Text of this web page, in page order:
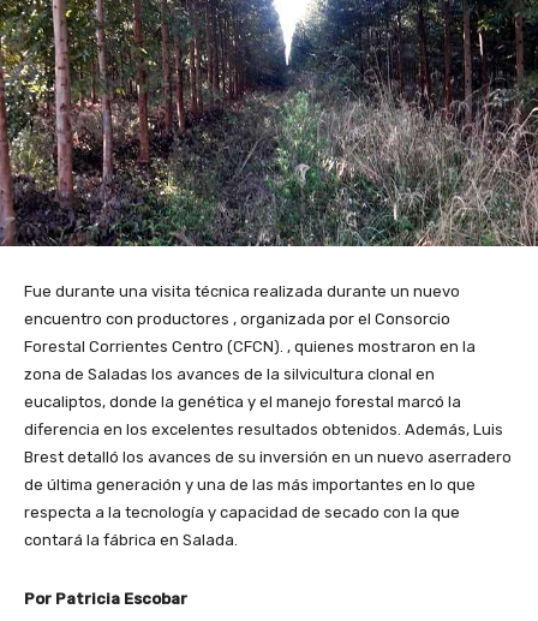
Fue durante una visita técnica realizada durante un nuevo
encuentro con productores , organizada por el Consorcio
Forestal Corrientes Centro (CFCN). , quienes mostraron en la
zona de Saladas los avances de la silvicultura clonal en
eucaliptos, donde la genética y el manejo forestal marcó la
diferencia en los excelentes resultados obtenidos. Además, Luis
Brest detalló los avances de su inversión en un nuevo aserradero
de última generación y una de las más importantes en lo que
respecta a la tecnología y capacidad de secado con la que
contará la fábrica en Salada.
Por Patricia Escobar